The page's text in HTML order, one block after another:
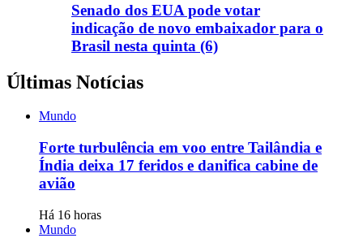
Senado dos EUA pode votar
indicação de novo embaixador para o
Brasil nesta quinta (6)
Últimas Notícias
Mundo
Forte turbulência em voo entre Tailândia e
Índia deixa 17 feridos e danifica cabine de
avião
Há 16 horas
Mundo